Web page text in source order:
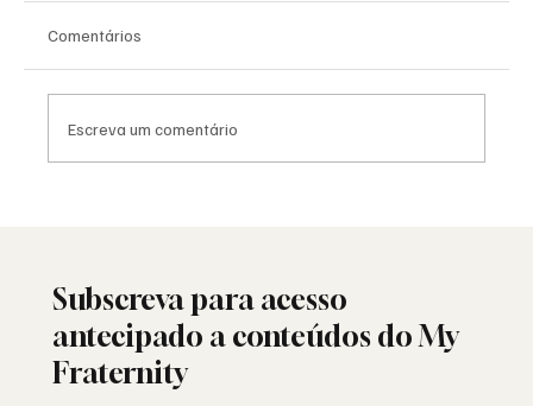
Comentários
Escreva um comentário
Subscreva para acesso
antecipado a conteúdos do My
Fraternity